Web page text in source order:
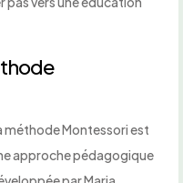
méthode Montessori est
approche pédagogique